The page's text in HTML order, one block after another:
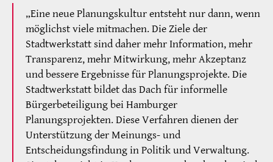
„Eine neue Planungskultur entsteht nur dann, wenn
möglichst viele mitmachen. Die Ziele der
Stadtwerkstatt sind daher mehr Information, mehr
Transparenz, mehr Mitwirkung, mehr Akzeptanz
und bessere Ergebnisse für Planungsprojekte. Die
Stadtwerkstatt bildet das Dach für informelle
Bürgerbeteiligung bei Hamburger
Planungsprojekten. Diese Verfahren dienen der
Unterstützung der Meinungs- und
Entscheidungsfindung in Politik und Verwaltung.